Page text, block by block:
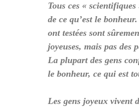
Tous ces «
de ce qu’est le
ont testées sont
joyeuses, mais pas des
La plupart des gens
le bonheur, ce qui est
Les gens joyeux vivent